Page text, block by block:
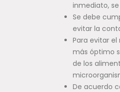
inmediato,
Se debe
evitar la
Para evitar
más óptimo
de los
De acuerdo